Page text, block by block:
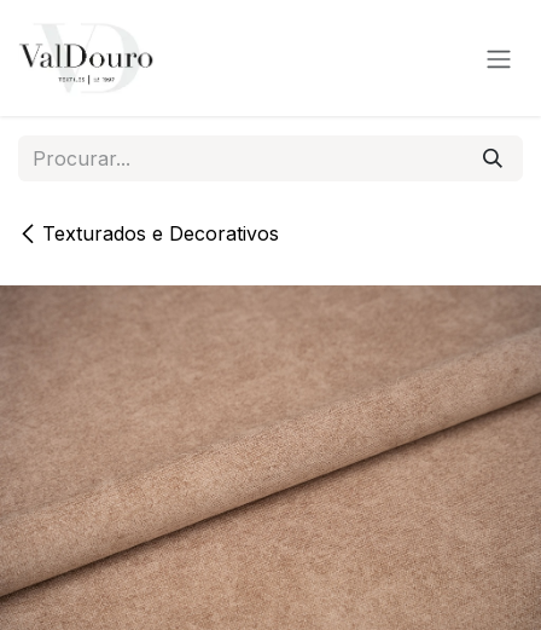
Texturados e Decorativos